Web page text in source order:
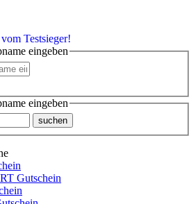
Testsieger!
eingeben
eingeben
suchen
Gutschein